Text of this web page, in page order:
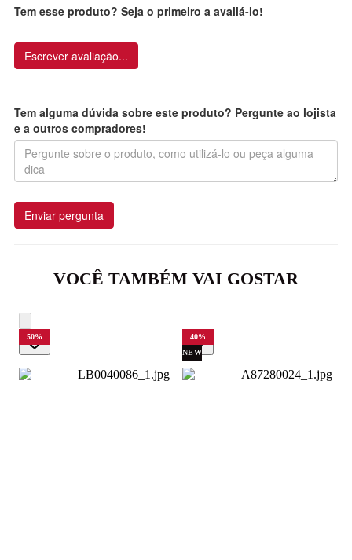
Tem esse produto? Seja o primeiro a avaliá-lo!
Escrever avaliação...
Tem alguma dúvida sobre este produto? Pergunte ao lojista
e a outros compradores!
Enviar pergunta
VOCÊ TAMBÉM VAI GOSTAR
50% 40%
NEW